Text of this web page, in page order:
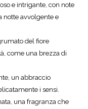
e intrigante, con note
notte avvolgente e
del fiore
come una brezza di
un abbraccio
i sensi.
una fragranza che